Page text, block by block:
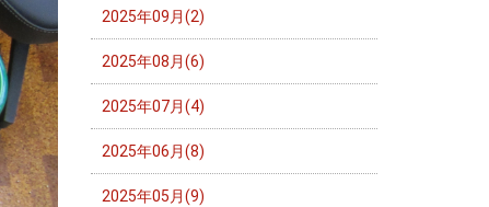
2025年09月(2)
2025年08月(6)
2025年07月(4)
2025年06月(8)
2025年05月(9)